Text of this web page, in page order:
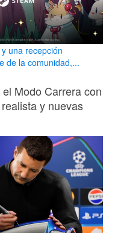
una recepción
de la comunidad,...
Modo Carrera con
y nuevas